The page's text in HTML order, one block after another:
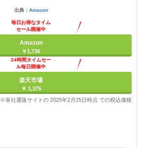
出典： Amazon
毎日お得なタイム
セール開催中
Amazon
￥1,736
24時間タイムセー
ル毎日開催中
楽天市場
￥ 1,375
※各社通販サイトの 2025年2月25日時点 での税込価格